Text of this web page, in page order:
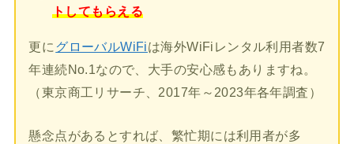
トしてもらえる
更に グローバルWiFiは海外WiFiレンタル利用者数7
年連続No.1なので、大手の安心感もありますね。
（東京商工リサーチ、2017年～2023年各年調査）
懸念点があるとすれば、繁忙期には利用者が多